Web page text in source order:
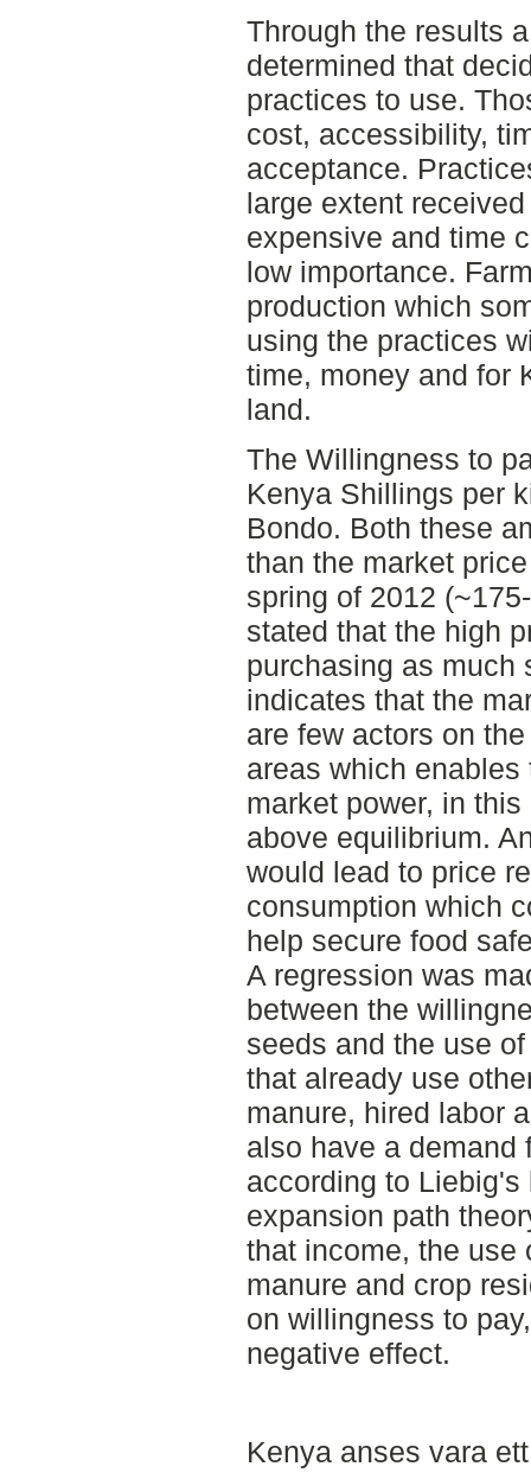
Through the results
determined that
practices to use.
cost, accessibility,
acceptance.
large extent
expensive and time
low importance.
production which
using the practices
time, money and for
land.
The Willingness to
Kenya Shillings per
Bondo. Both these
than the market
spring of 2012
stated that the high
purchasing as much
indicates that the
are few actors on
areas which
market power, in
above equilibrium.
would lead to price
consumption which
help secure food
A regression was
between the
seeds and the use
that already use
manure, hired labor
also have a demand
according to
expansion path
that income, the use
manure and crop
on willingness to
negative effect.
Kenya anses vara